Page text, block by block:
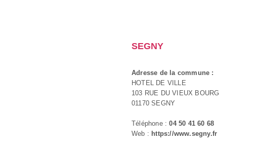
SEGNY
Adresse de la commune :
HOTEL DE VILLE
103 RUE DU VIEUX BOURG
01170 SEGNY
Téléphone :04 50 41 60 68
Web : https://www.segny.fr